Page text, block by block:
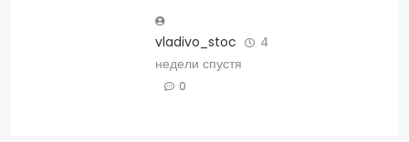
vladivo_stoc
4
недели спустя
0